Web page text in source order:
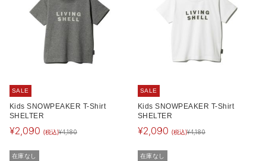
SALE
Kids SNOWPEAKER T-Shirt
SHELTER
¥2,090 (税込)¥4,180
SALE
Kids SNOWPEAKER T-Shirt
SHELTER
¥2,090 (税込)¥4,180
在庫なし 在庫なし